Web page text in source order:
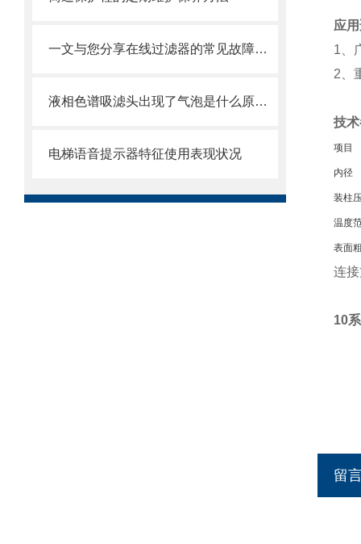
一文与您分享在线过滤器的常见故障解决方法
液相色谱吸滤头出现了气泡是什么原因？可能是你的流动相没有脱气
电梯语音提示器特征使用表现状况
应
1、
2、
技
项目
内径
装柱
温度
表面
连
10
留